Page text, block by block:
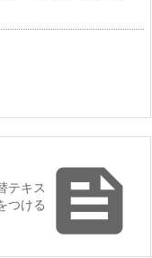
）
で開きます）

テキス
つける